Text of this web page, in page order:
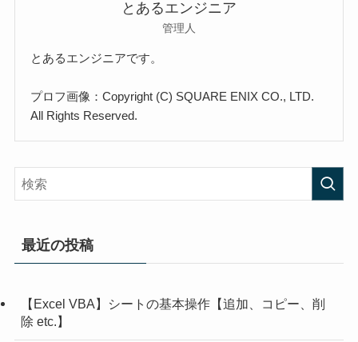
とあるエンジニア
管理人
とあるエンジニアです。
プロフ画像：Copyright (C) SQUARE ENIX CO., LTD.
All Rights Reserved.
最近の投稿
【Excel VBA】シートの基本操作【追加、コピー、削
除 etc.】